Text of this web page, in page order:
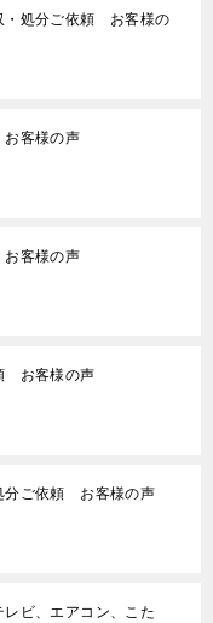
・処分ご依頼 お客様の
客様の声
客様の声
お客様の声
分ご依頼 お客様の声
レビ、エアコン、こた